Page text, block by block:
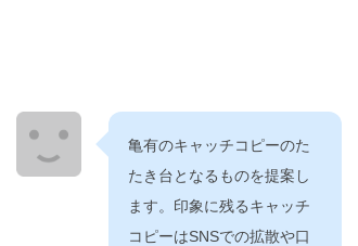
亀有のキャッチコピーのた
たき台となるものを提案し
ます。印象に残るキャッチ
コピーはSNSでの拡散や口